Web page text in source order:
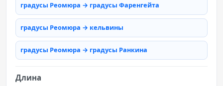
градусы Реомюра → градусы Фаренгейта
градусы Реомюра → кельвины
градусы Реомюра → градусы Ранкина
Длина